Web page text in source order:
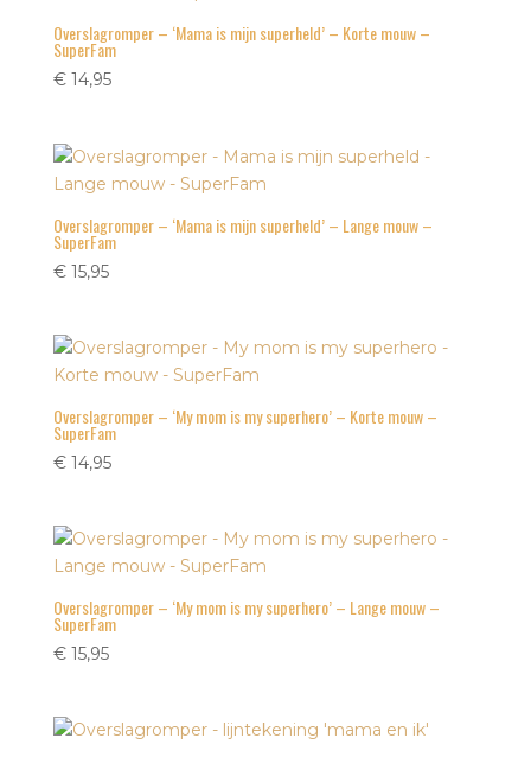
Overslagromper – ‘Mama is mijn superheld’ – Korte mouw –
SuperFam
€14,95
Overslagromper – ‘Mama is mijn superheld’ – Lange mouw –
SuperFam
€15,95
Overslagromper – ‘My mom is my superhero’ – Korte mouw –
SuperFam
€14,95
Overslagromper – ‘My mom is my superhero’ – Lange mouw –
SuperFam
€15,95